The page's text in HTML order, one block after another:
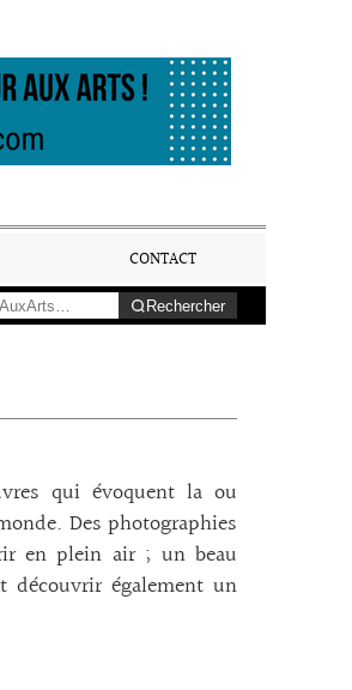
CONTACT
Rechercher
qui évoquent la ou
Des photographies
en plein air ; un beau
découvrir également un